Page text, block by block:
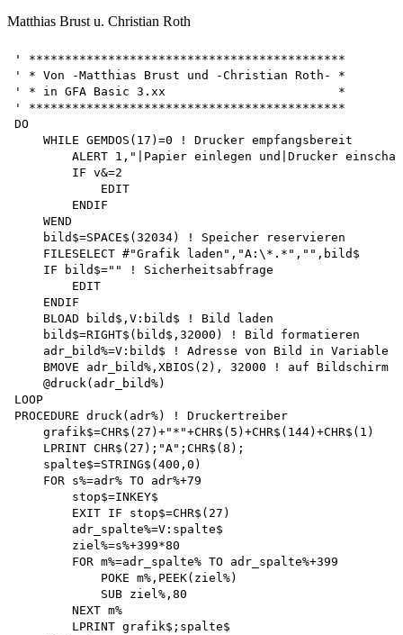
Matthias Brust u. Christian Roth
' ********************************************
' * Von -Matthias Brust und -Christian Roth- *
' * in GFA Basic 3.xx                        *
' ********************************************
DO
    WHILE GEMDOS(17)=0 ! Drucker empfangsbereit
ALERT 1,"|Papier einlegen und|Drucker
        IF v&=2
            EDIT
        ENDIF
    WEND
    bild$=SPACE$(32034) ! Speicher reservieren
    FILESELECT #"Grafik laden","A:\*.*","",bild$
    IF bild$="" ! Sicherheitsabfrage
        EDIT
    ENDIF
    BLOAD bild$,V:bild$ ! Bild laden
    bild$=RIGHT$(bild$,32000) ! Bild formatieren
    adr_bild%=V:bild$ ! Adresse von Bild in Variable
BMOVE adr_bild%,XBIOS(2), 32000 ! auf Bildschirm
    @druck(adr_bild%)
LOOP
PROCEDURE druck(adr%) ! Druckertreiber
    grafik$=CHR$(27)+"*"+CHR$(5)+CHR$(144)+CHR$(1)
    LPRINT CHR$(27);"A";CHR$(8);
    spalte$=STRING$(400,0)
    FOR s%=adr% TO adr%+79
        stop$=INKEY$
        EXIT IF stop$=CHR$(27)
        adr_spalte%=V:spalte$
        ziel%=s%+399*80
        FOR m%=adr_spalte% TO adr_spalte%+399
            POKE m%,PEEK(ziel%)
            SUB ziel%,80
        NEXT m%
        LPRINT grafik$;spalte$